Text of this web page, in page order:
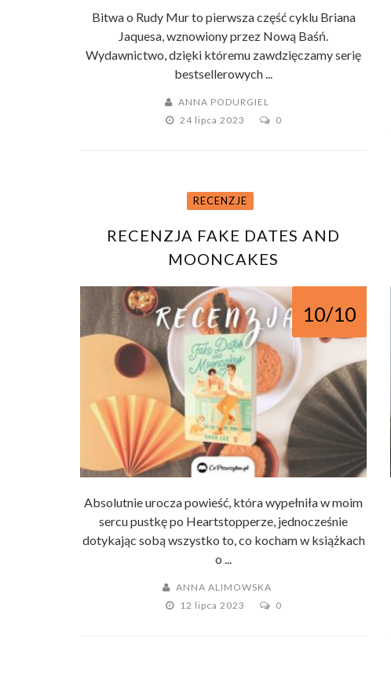
Bitwa o Rudy Mur to pierwsza część cyklu Briana
Jaquesa, wznowiony przez Nową Baśń.
Wydawnictwo, dzięki któremu zawdzięczamy serię
bestsellerowych ...
ANNA PODURGIEL
24 lipca 2023
0
RECENZJE
RECENZJA FAKE DATES AND
MOONCAKES
10/10
Absolutnie urocza powieść, która wypełniła w moim
sercu pustkę po Heartstopperze, jednocześnie
dotykając sobą wszystko to, co kocham w książkach
o ...
ANNA ALIMOWSKA
12 lipca 2023
0